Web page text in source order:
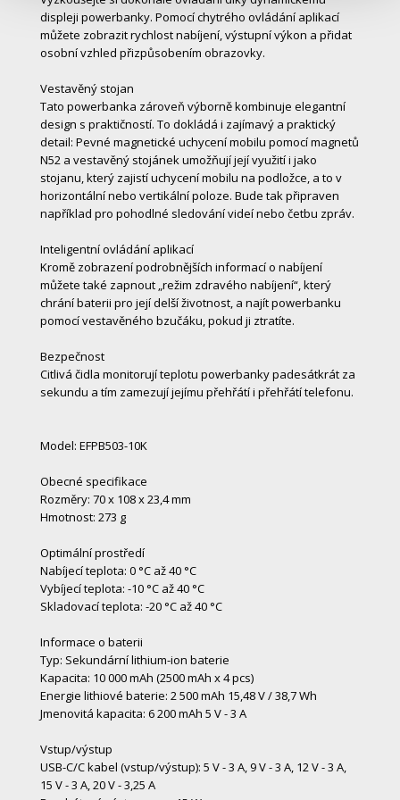
displeji powerbanky. Pomocí chytrého ovládání aplikací
můžete zobrazit rychlost nabíjení, výstupní výkon a přidat
osobní vzhled přizpůsobením obrazovky.
Vestavěný stojan
Tato powerbanka zároveň výborně kombinuje elegantní
design s praktičností. To dokládá i zajímavý a praktický
detail: Pevné magnetické uchycení mobilu pomocí magnetů
N52 a vestavěný stojánek umožňují její využití i jako
stojanu, který zajistí uchycení mobilu na podložce, a to v
horizontální nebo vertikální poloze. Bude tak připraven
například pro pohodlné sledování videí nebo četbu zpráv.
Inteligentní ovládání aplikací
Kromě zobrazení podrobnějších informací o nabíjení
můžete také zapnout „režim zdravého nabíjení“, který
chrání baterii pro její delší životnost, a najít powerbanku
pomocí vestavěného bzučáku, pokud ji ztratíte.
Bezpečnost
Citlivá čidla monitorují teplotu powerbanky padesátkrát za
sekundu a tím zamezují jejímu přehřátí i přehřátí telefonu.
Model: EFPB503-10K
Obecné specifikace
Rozměry: 70 x 108 x 23,4 mm
Hmotnost: 273 g
Optimální prostředí
Nabíjecí teplota: 0 °C až 40 °C
Vybíjecí teplota: -10 °C až 40 °C
Skladovací teplota: -20 °C až 40 °C
Informace o baterii
Typ: Sekundární lithium-ion baterie
Kapacita: 10 000 mAh (2500 mAh x 4 pcs)
Energie lithiové baterie: 2 500 mAh 15,48 V / 38,7 Wh
Jmenovitá kapacita: 6 200 mAh 5 V - 3 A
Vstup/výstup
USB-C/C kabel (vstup/výstup): 5 V - 3 A, 9 V - 3 A, 12 V - 3 A,
15 V - 3 A, 20 V - 3,25 A